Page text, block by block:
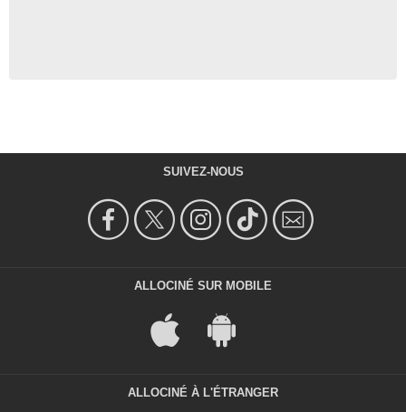
SUIVEZ-NOUS
ALLOCINÉ SUR MOBILE
ALLOCINÉ À L'ÉTRANGER